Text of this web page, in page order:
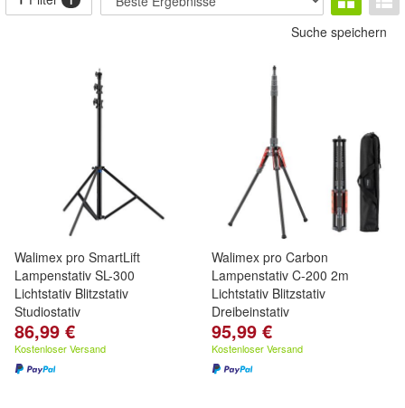
Suche speichern
Walimex pro SmartLift
Lampenstativ SL-300
Lichtstativ Blitzstativ
Studiostativ
86,99 €
Kostenloser Versand
Walimex pro Carbon
Lampenstativ C-200 2m
Lichtstativ Blitzstativ
Dreibeinstativ
95,99 €
Kostenloser Versand